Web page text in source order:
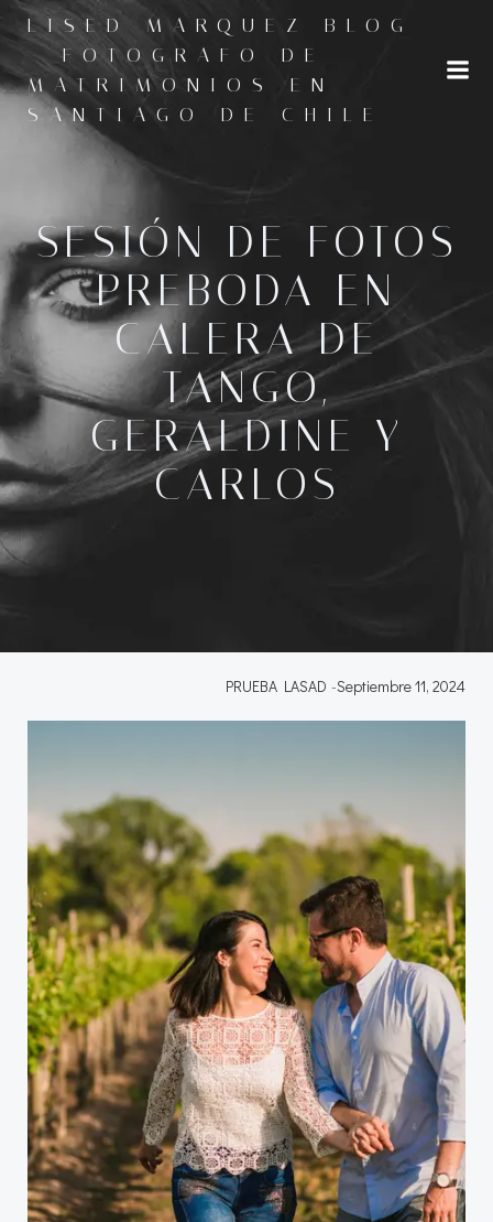
al
contenido
LISED MARQUEZ BLOG
- FOTOGRAFO DE
MATRIMONIOS EN
SANTIAGO DE CHILE
SESIÓN DE FOTOS
PREBODA EN
CALERA DE
TANGO,
GERALDINE Y
CARLOS
PRUEBA LASAD -Septiembre 11, 2024